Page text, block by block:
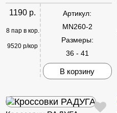
1190 р.
8 пар в кор.
9520 р/кор
Артикул:
MN260-2
Размеры:
36 - 41
В корзину